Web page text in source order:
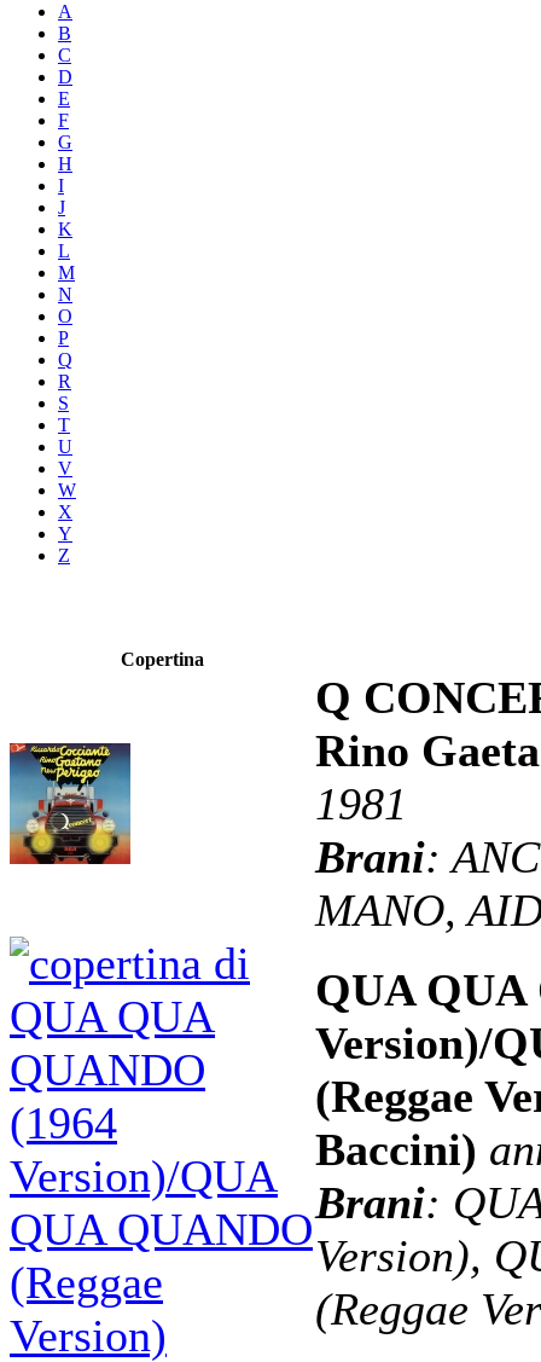
A
B
C
D
E
F
G
H
I
J
K
L
M
N
O
P
Q
R
S
T
U
V
W
X
Y
Z
Copertina
Q
Rino
1981
Brani:
MANO,
QUA QUA
Version)/
(Reggae
Baccini)
Brani:
Version),
(Reggae